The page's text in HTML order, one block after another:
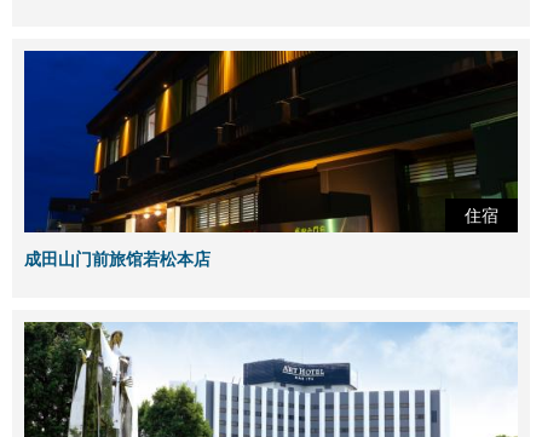
住宿
成田山门前旅馆若松本店